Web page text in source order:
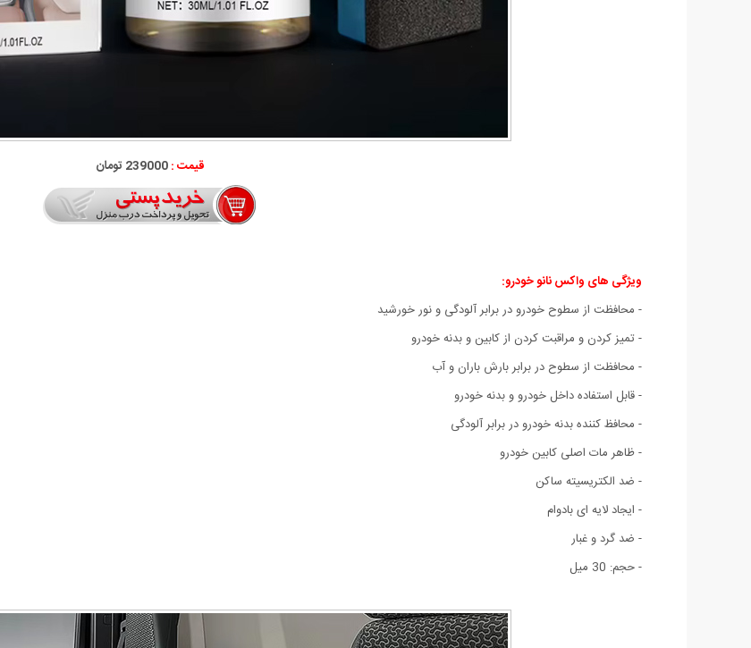
قیمت :239000 تومان
ویژگی های واکس نانو خودرو:
- محافظت از سطوح خودرو در برابر آلودگی و نور خورشید
- تمیز کردن و مراقبت کردن از کابین و بدنه خودرو
- محافظت از سطوح در برابر بارش باران و آب
- قابل استفاده داخل خودرو و بدنه خودرو
- محافظ کننده بدنه خودرو در برابر آلودگی
- ظاهر مات اصلی کابین خودرو
- ضد الکتریسیته ساکن
- ایجاد لایه ای بادوام
- ضد گرد و غبار
- حجم: 30 میل